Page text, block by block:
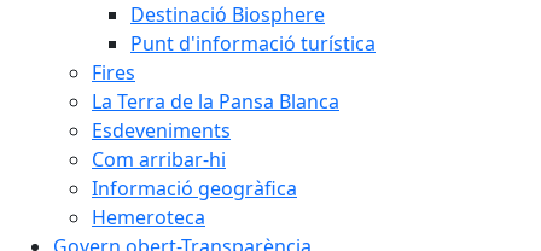
Destinació Biosphere
Punt d'informació turística
Fires
La Terra de la Pansa Blanca
Esdeveniments
Com arribar-hi
Informació geogràfica
Hemeroteca